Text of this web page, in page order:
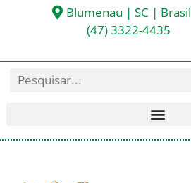
Blumenau | SC | Brasil
(47) 3322-4435